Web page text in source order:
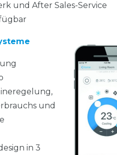
und After Sales-Service
und
in 3